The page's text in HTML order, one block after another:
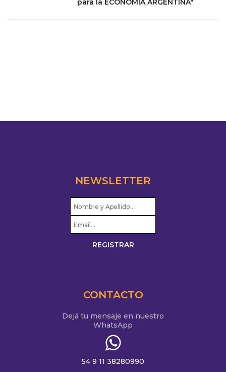
para la ECONOMÍA ARGENTINA"
NEWSLETTER
CONTACTO
Dejá tu mensaje en nuestro
WhatsApp
54 9 11 38280990